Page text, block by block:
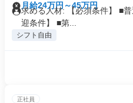
月給24万円～45万円
求める人材: 【必須条件】 ■
迎条件】 ■第...
シフト自由
正社員